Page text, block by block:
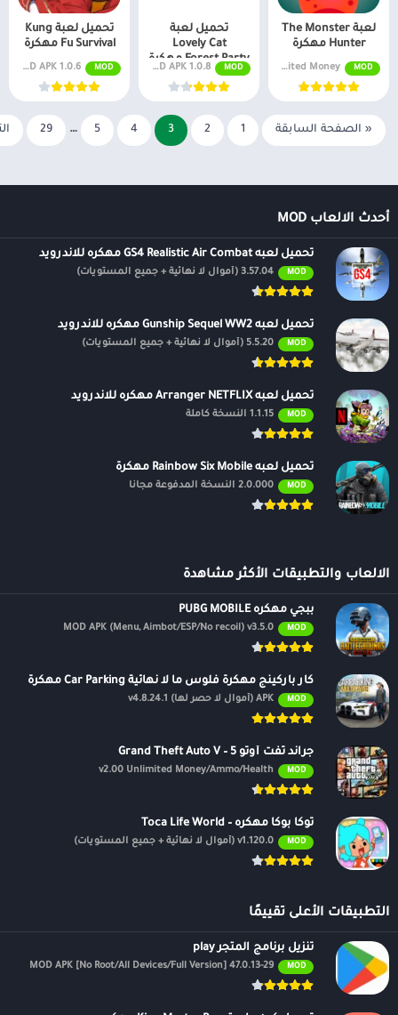
لعبة The Monster
Hunter مهكرة
MOD
MOD APK 1.103 Unlimited Money
تحميل لعبة
Lovely Cat
Forest Party مهكرة
MOD MOD APK 1.0.8 أموال غير محدودة
تحميل لعبة Kung
Fu Survival مهكرة
MOD MOD APK 1.0.6 مضاعف الدفاع
« الصفحة السابقة 1
2
3
4
5
…
29
أحدث الالعاب MOD
تحميل لعبه GS4 Realistic Air Combat مهكره للاندرويد
MOD 3.57.04 (أموال لا نهائية + جميع المستويات)
تحميل لعبه Gunship Sequel WW2 مهكره للاندرويد
MOD 5.5.20 (أموال لا نهائية + جميع المستويات)
تحميل لعبه Arranger NETFLIX مهكره للاندرويد
MOD 1.1.15 النسخة كاملة
تحميل لعبه Rainbow Six Mobile مهكرة
MOD 2.0.000 النسخة المدفوعة مجانًا
الالعاب والتطبيقات الأكثر مشاهدة
ببجي مهكره PUBG MOBILE
MOD
MOD APK (Menu, Aimbot/ESP/No recoil) v3.5.0
كار باركينج مهكرة فلوس ما لا نهائية Car Parking مهكرة
MOD APK (أموال لا حصر لها) v4.8.24.1
جراند ثفت أوتو 5 – Grand Theft Auto V
MOD
v2.00 Unlimited Money/Ammo/Health
توكا بوكا مهكره – Toca Life World
MOD v1.120.0 (أموال لا نهائية + جميع المستويات)
التطبيقات الأعلى تقييمًا
تنزيل برنامج المتجر play
MOD
47.0.13-29 MOD APK [No Root/All Devices/Full Version]